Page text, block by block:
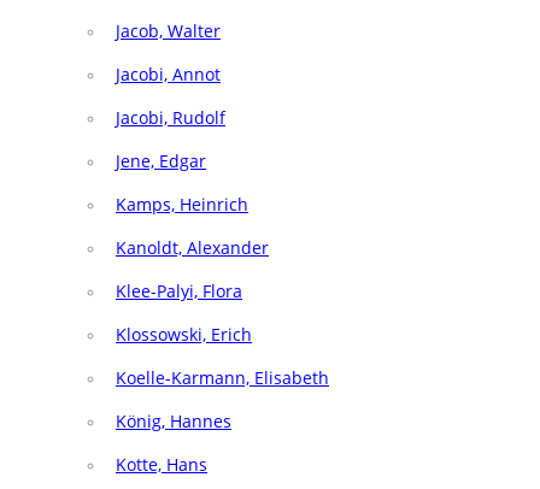
Jacob, Walter
Jacobi, Annot
Jacobi, Rudolf
Jene, Edgar
Kamps, Heinrich
Kanoldt, Alexander
Klee-Palyi, Flora
Klossowski, Erich
Koelle-Karmann, Elisabeth
König, Hannes
Kotte, Hans